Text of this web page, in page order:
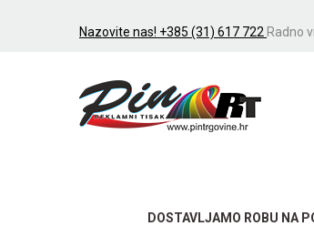
Nazovite nas! +385 (31) 617 722 Radno
DOSTAVLJAMO ROBU NA